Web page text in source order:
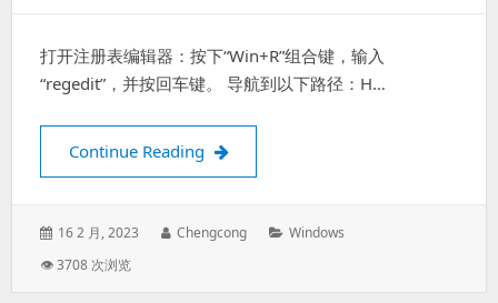
打开注册表编辑器：按下“Win+R”组合键，输入
“regedit”，并按回车键。 导航到以下路径：H…
Continue Reading 通过注册表启用 Windows Server
Posted
16 2 月, 2023 Author:
Chengcong Categories:
Windows
👁 3708 次浏览